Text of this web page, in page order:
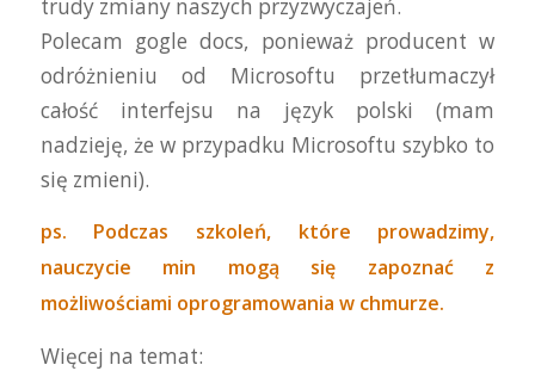
trudy zmiany naszych przyzwyczajeń.
Polecam gogle docs, ponieważ producent w
odróżnieniu od Microsoftu przetłumaczył
całość interfejsu na język polski (mam
nadzieję, że w przypadku Microsoftu szybko to
się zmieni).
ps. Podczas szkoleń, które prowadzimy,
nauczycie min mogą się zapoznać z
możliwościami oprogramowania w chmurze.
Więcej na temat: